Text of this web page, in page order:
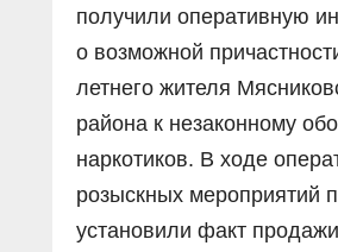
получили оперативную
о возможной
летнего жителя
района к незаконному
наркотиков. В ходе
розыскных мероприятий
установили факт